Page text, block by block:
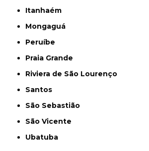
Itanhaém
Mongaguá
Peruíbe
Praia Grande
Riviera de São Lourenço
Santos
São Sebastião
São Vicente
Ubatuba